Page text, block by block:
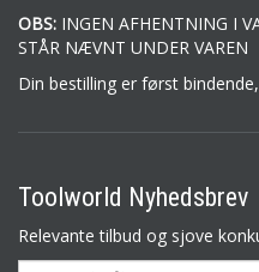
OBS: INGEN AFHENTNING I
STÅR NÆVNT UNDER VAREN
Din bestilling er først
Toolworld Nyhedsbrev
Relevante tilbud og sjove